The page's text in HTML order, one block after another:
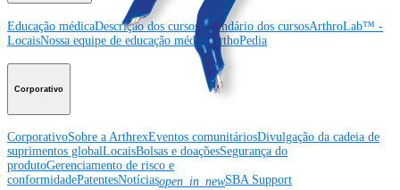
Educação médicaDescrição dos cursos Calendário dos cursosArthroLab™ -
LocaisNossa equipe de educação médicaOrthoPedia
Corporativo
CorporativoSobre a ArthrexEventos comunitáriosDivulgação da cadeia de
suprimentos globalLocaisBolsas e doaçõesSegurança do
produtoGerenciamento de risco e
conformidadePatentesNotíciasopen_in_newSBA Support